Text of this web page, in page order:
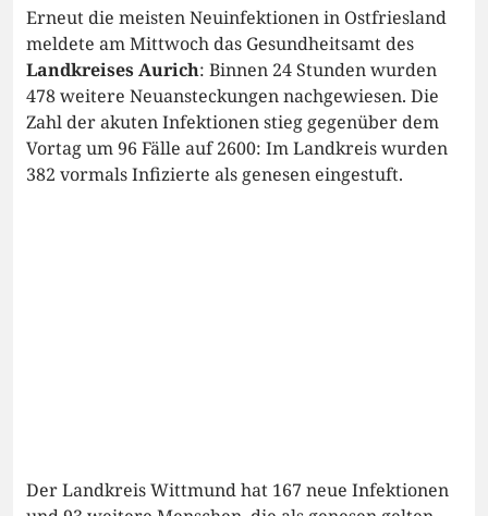
Erneut die meisten Neuinfektionen in Ostfriesland
meldete am Mittwoch das Gesundheitsamt des
Landkreises Aurich: Binnen 24 Stunden wurden
478 weitere Neuansteckungen nachgewiesen. Die
Zahl der akuten Infektionen stieg gegenüber dem
Vortag um 96 Fälle auf 2600: Im Landkreis wurden
382 vormals Infizierte als genesen eingestuft.
Der Landkreis Wittmund hat 167 neue Infektionen